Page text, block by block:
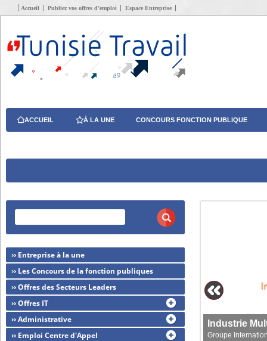
Accueil Publiez vos offres d’emploi Espace Entreprise
ACCUEIL À LA UNE CONCOURS FONCTION PUBLIQUE
Groupe
›› Entreprise à la une
›› Les Concours de la fonction publiques
›› Offres des Secteurs Leaders
›› Offres IT
›› Administrative
›› Emploi Centre d'Appel